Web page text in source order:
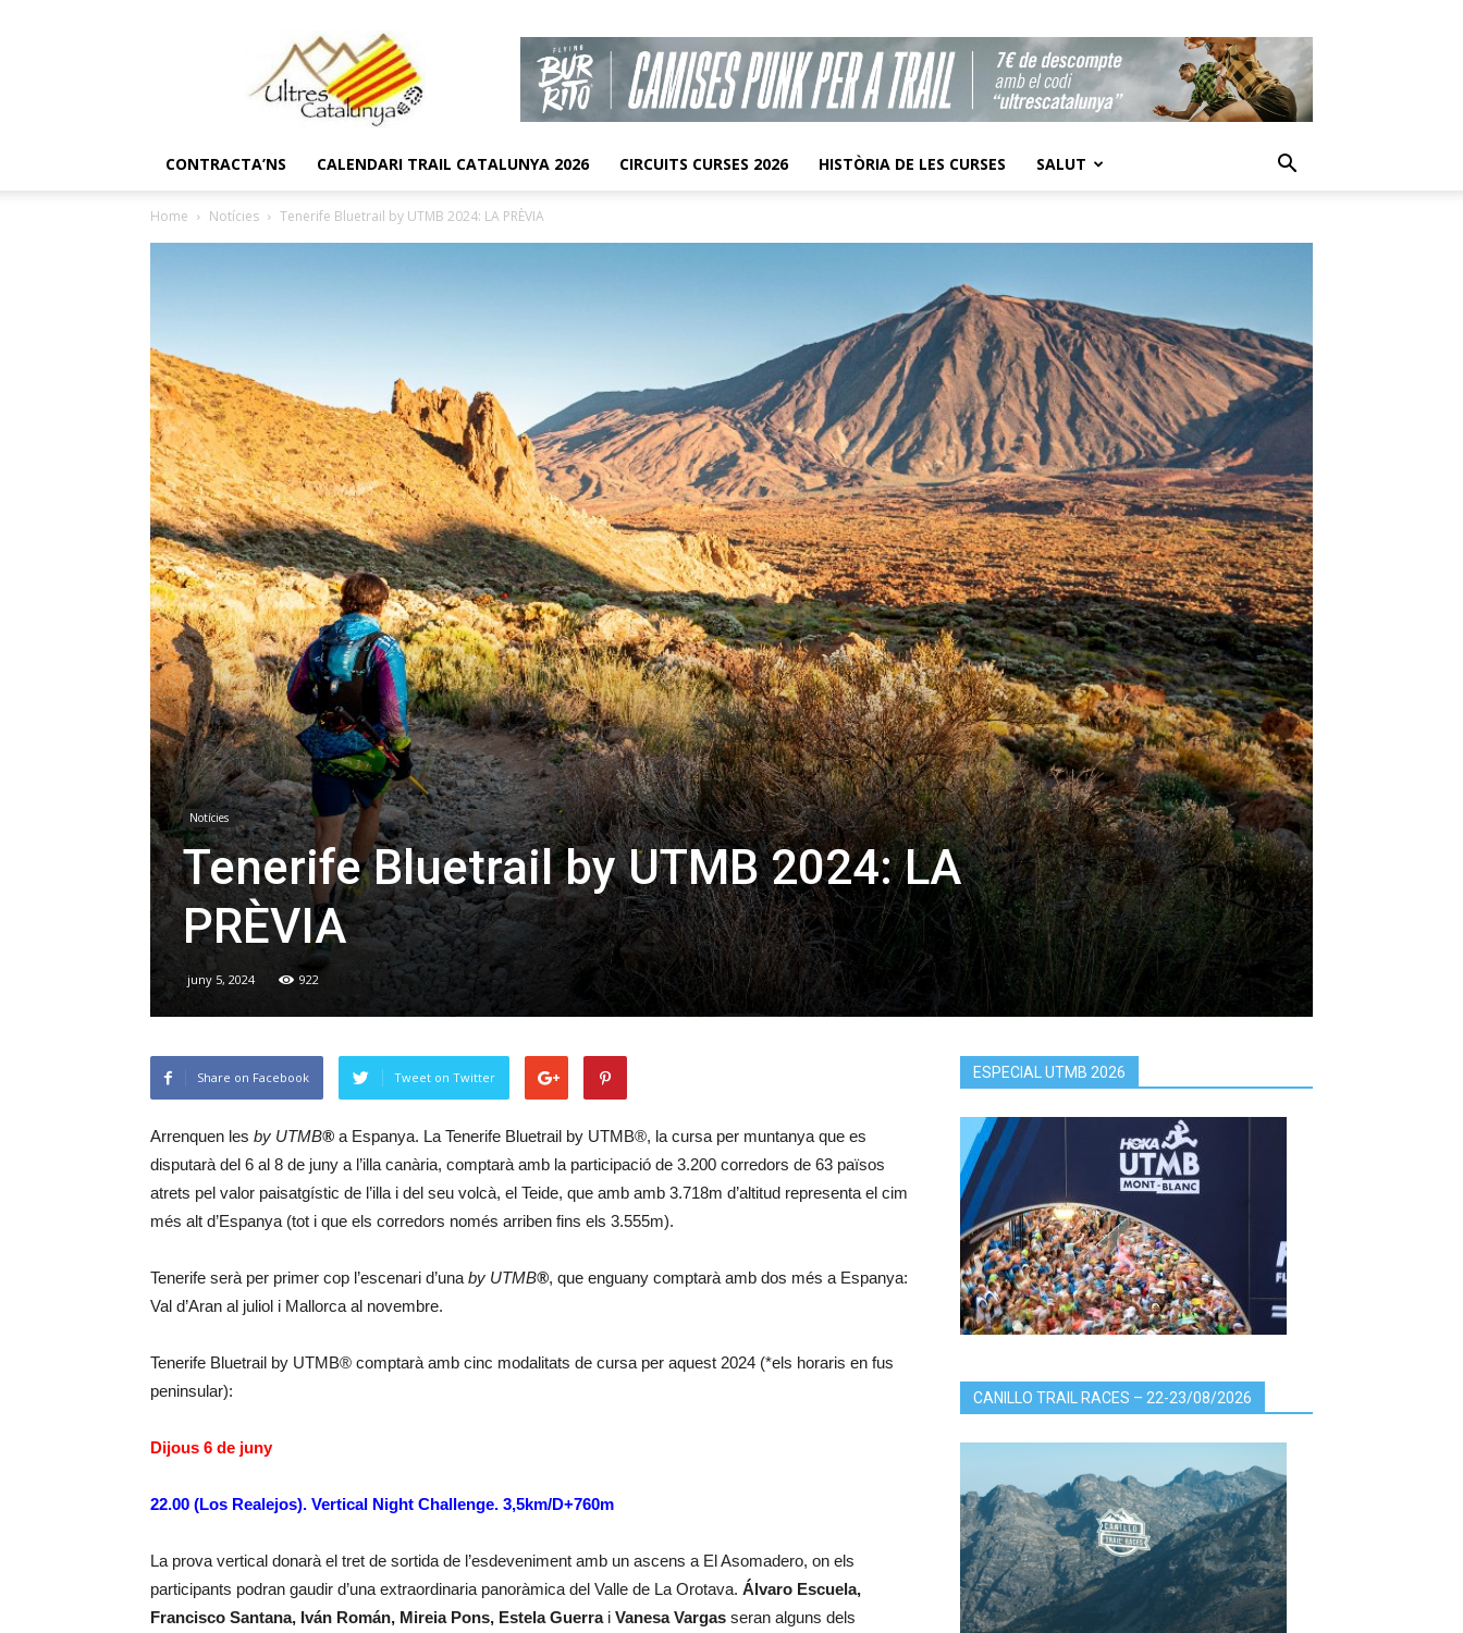
CONTRACTA’NS CALENDARI TRAIL CATALUNYA 2026 CIRCUITS CURSES 2026 HISTÒRIA DE LES CURSES SALUT
Home Notícies Tenerife Bluetrail by UTMB 2024: LA PRÈVIA
Notícies
Tenerife Bluetrail by UTMB 2024: LA
PRÈVIA
juny 5, 2024 922
Share on Facebook Tweet on Twitter
Arrenquen les by UTMB® a Espanya. La Tenerife Bluetrail by UTMB®, la cursa per muntanya que es
disputarà del 6 al 8 de juny a l’illa canària, comptarà amb la participació de 3.200 corredors de 63 països
atrets pel valor paisatgístic de l’illa i del seu volcà, el Teide, que amb amb 3.718m d’altitud representa el cim
més alt d’Espanya (tot i que els corredors només arriben fins els 3.555m).
Tenerife serà per primer cop l’escenari d’una by UTMB®, que enguany comptarà amb dos més a Espanya:
Val d’Aran al juliol i Mallorca al novembre.
Tenerife Bluetrail by UTMB® comptarà amb cinc modalitats de cursa per aquest 2024 (*els horaris en fus
peninsular):
Dijous 6 de juny
22.00 (Los Realejos). Vertical Night Challenge. 3,5km/D+760m
La prova vertical donarà el tret de sortida de l’esdeveniment amb un ascens a El Asomadero, on els
participants podran gaudir d’una extraordinaria panoràmica del Valle de La Orotava. Álvaro Escuela,
Francisco Santana, Iván Román, Mireia Pons, Estela Guerrai Vanesa Vargas seran alguns dels
ESPECIAL UTMB 2026
CANILLO TRAIL RACES – 22-23/08/2026